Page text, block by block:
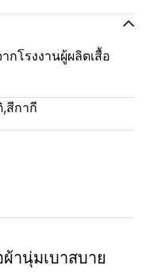
กโรงงานผู้ผลิตเสื้อ
,สีกากี
านุ่มเบาสบาย